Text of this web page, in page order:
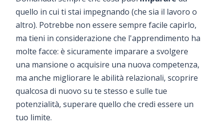
quello in cui ti stai impegnando (che sia il lavoro o
altro). Potrebbe non essere sempre facile capirlo,
ma tieni in considerazione che l'apprendimento ha
molte facce: è sicuramente imparare a svolgere
una mansione o acquisire una nuova competenza,
ma anche migliorare le abilità relazionali, scoprire
qualcosa di nuovo su te stesso e sulle tue
potenzialità, superare quello che credi essere un
tuo limite.